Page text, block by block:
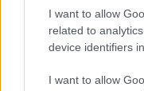
I want to allow
related to
device identifiers
I want to allow
„Téged. Engem.
vallomása sokakat